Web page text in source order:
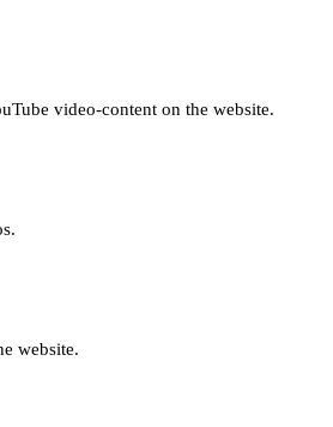
video-content on the website.
website.